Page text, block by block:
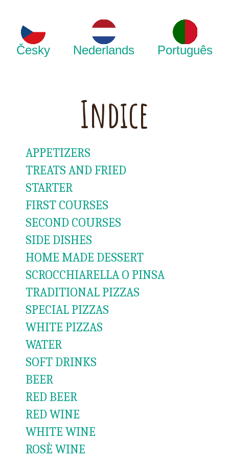
Česky Nederlands Português
Indice
APPETIZERS
TREATS AND FRIED
STARTER
FIRST COURSES
SECOND COURSES
SIDE DISHES
HOME MADE DESSERT
SCROCCHIARELLA O PINSA
TRADITIONAL PIZZAS
SPECIAL PIZZAS
WHITE PIZZAS
WATER
SOFT DRINKS
BEER
RED BEER
RED WINE
WHITE WINE
ROSÈ WINE